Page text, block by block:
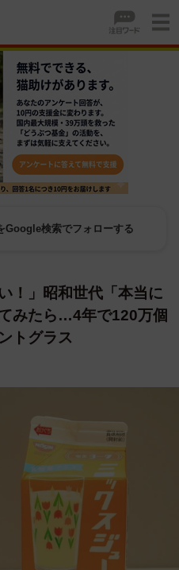
Google検索でフォローする
！」昭和世代「本当に
みたら…4年で120万個
トグラス